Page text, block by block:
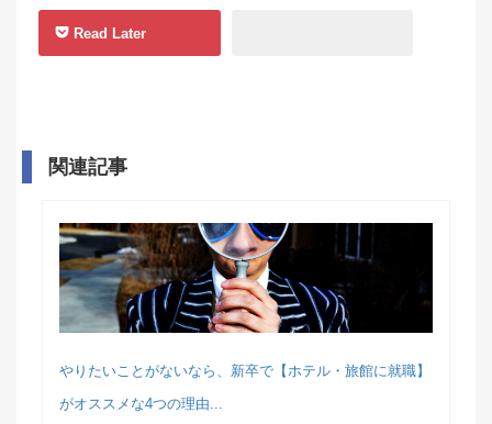
Read Later
関連記事
やりたいことがないなら、新卒で【ホテル・旅館に就職】
がオススメな4つの理由...